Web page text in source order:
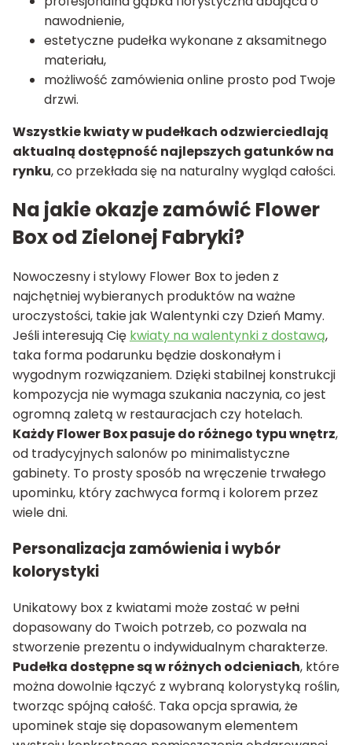
nawodnienie,
estetyczne pudełka wykonane z aksamitnego
materiału,
możliwość zamówienia online prosto pod Twoje
drzwi.
Wszystkie kwiaty w pudełkach odzwierciedlają
aktualną dostępność najlepszych gatunków na
rynku, co przekłada się na naturalny wygląd całości.
Na jakie okazje zamówić Flower
Box od Zielonej Fabryki?
Nowoczesny i stylowy Flower Box to jeden z
najchętniej wybieranych produktów na ważne
uroczystości, takie jak Walentynki czy Dzień Mamy.
Jeśli interesują Cię kwiaty na walentynki z dostawą,
taka forma podarunku będzie doskonałym i
wygodnym rozwiązaniem. Dzięki stabilnej konstrukcji
kompozycja nie wymaga szukania naczynia, co jest
ogromną zaletą w restauracjach czy hotelach.
Każdy Flower Box pasuje do różnego typu wnętrz,
od tradycyjnych salonów po minimalistyczne
gabinety. To prosty sposób na wręczenie trwałego
upominku, który zachwyca formą i kolorem przez
wiele dni.
Personalizacja zamówienia i wybór
kolorystyki
Unikatowy box z kwiatami może zostać w pełni
dopasowany do Twoich potrzeb, co pozwala na
stworzenie prezentu o indywidualnym charakterze.
Pudełka dostępne są w różnych odcieniach, które
można dowolnie łączyć z wybraną kolorystyką roślin,
tworząc spójną całość. Taka opcja sprawia, że
upominek staje się dopasowanym elementem